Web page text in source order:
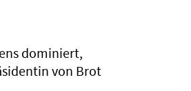
dominiert,
von Brot